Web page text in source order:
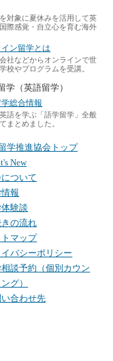
対象に夏休みを活用して英
際感覚・自立心を育む海外
ン留学とは
社などからオンラインで世
校やプログラムを受講。
学（英語留学）
総合情報
語を学ぶ「語学留学」全般
まとめました。
学推進協会トップ
New
ついて
報
験談
の流れ
マップ
バシーポリシー
相談予約（個別カウン
グ）
い合わせ先